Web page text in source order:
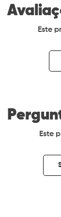
Este
Este